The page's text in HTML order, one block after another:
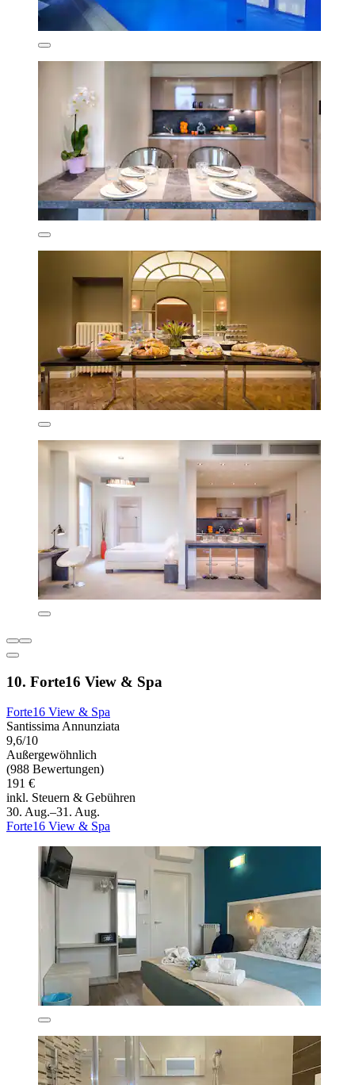
10. Forte16 View & Spa
Forte16 View & Spa
Santissima Annunziata
9,6/10
Außergewöhnlich
(988 Bewertungen)
191 €
inkl. Steuern & Gebühren
30. Aug.–31. Aug.
Forte16 View & Spa